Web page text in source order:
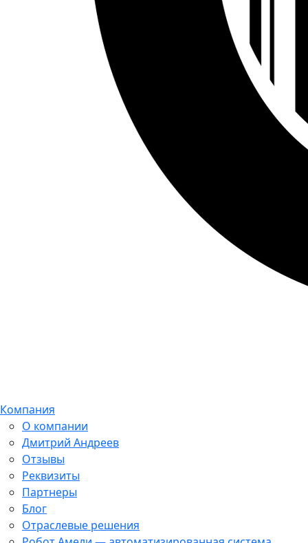
Компания
О компании
Дмитрий Андреев
Отзывы
Реквизиты
Партнеры
Блог
Отраслевые решения